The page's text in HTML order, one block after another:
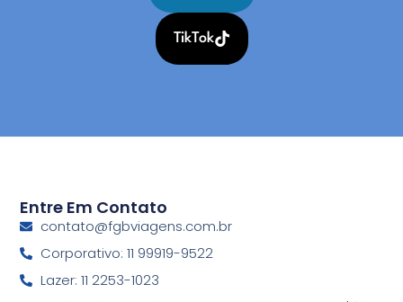
TikTok
Entre Em Contato
contato@fgbviagens.com.br
Corporativo: 11 99919-9522
Lazer: 11 2253-1023